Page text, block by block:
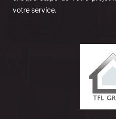
votre service.